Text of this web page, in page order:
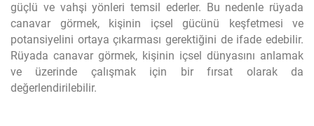
güçlü ve vahşi yönleri temsil ederler. Bu nedenle rüyada
canavar görmek, kişinin içsel gücünü keşfetmesi ve
potansiyelini ortaya çıkarması gerektiğini de ifade edebilir.
Rüyada canavar görmek, kişinin içsel dünyasını anlamak
ve üzerinde çalışmak için bir fırsat olarak da
değerlendirilebilir.